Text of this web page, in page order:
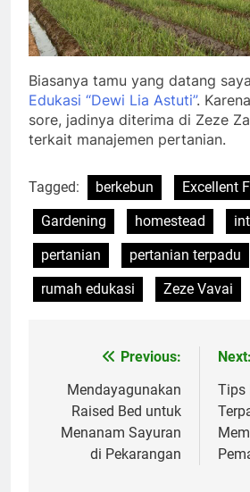
Biasanya tamu yang datang
Edukasi “Dewi Lia Astuti”.
sore, jadinya diterima di Zeze
terkait manajemen pertanian.
Tagged: berkebun Excellent
Gardening
homestead
pertanian
pertanian terpadu
rumah edukasi
Zeze Vavai
navigation
Previous:
Mendayagunakan
Raised Bed untuk
Menanam Sayuran
di Pekarangan
Next:
Tips